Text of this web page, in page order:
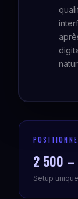
2 500
Setup unique